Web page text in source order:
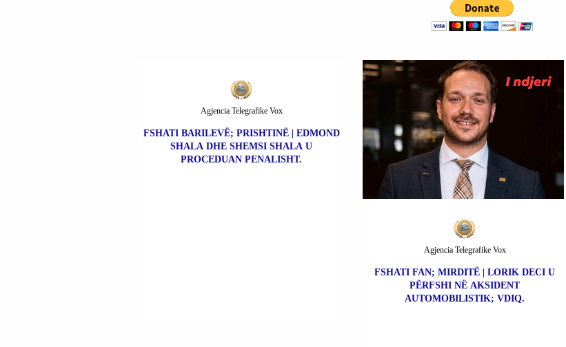
FSHATI BARILEVË; PRISHTINË | EDMOND
SHALA DHE SHEMSI SHALA U
PROCEDUAN PENALISHT.
Agjencia Telegrafike Vox
FSHATI FAN; MIRDITË | LORIK DECI U
PËRFSHI NË AKSIDENT
AUTOMOBILISTIK; VDIQ.
Agjencia Telegrafike Vox